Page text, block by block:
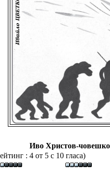
Иво Христов-
: 4 от 5 с 10 гласа)